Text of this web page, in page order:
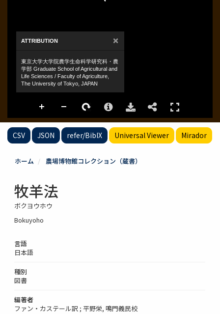
CSV JSON refer/BibIX Universal Viewer Mirador
ホーム 農場博物館コレクション（蔵書）
牧羊法
ボクヨウホウ
Bokuyoho
言語
日本語
種別
図書
編著者
ファン・カステール訳 ; 平野栄, 鳴門義民校